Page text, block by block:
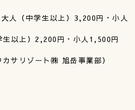
人（中学生以上）3,200円・小人
以上）2,200円・小人1,500円
サリゾート㈱ 旭岳事業部）